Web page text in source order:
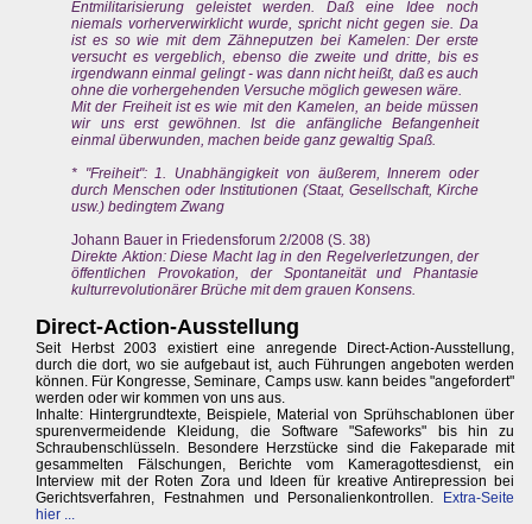
Entmilitarisierung geleistet werden. Daß eine Idee noch
niemals vorherverwirklicht wurde, spricht nicht gegen sie. Da
ist es so wie mit dem Zähneputzen bei Kamelen: Der erste
versucht es vergeblich, ebenso die zweite und dritte, bis es
irgendwann einmal gelingt - was dann nicht heißt, daß es auch
ohne die vorhergehenden Versuche möglich gewesen wäre.
Mit der Freiheit ist es wie mit den Kamelen, an beide müssen
wir uns erst gewöhnen. Ist die anfängliche Befangenheit
einmal überwunden, machen beide ganz gewaltig Spaß.
* "Freiheit": 1. Unabhängigkeit von äußerem, Innerem oder
durch Menschen oder Institutionen (Staat, Gesellschaft, Kirche
usw.) bedingtem Zwang
Johann Bauer in Friedensforum 2/2008 (S. 38)
Direkte Aktion: Diese Macht lag in den Regelverletzungen, der
öffentlichen Provokation, der Spontaneität und Phantasie
kulturrevolutionärer Brüche mit dem grauen Konsens.
Direct-Action-Ausstellung
Seit Herbst 2003 existiert eine anregende Direct-Action-Ausstellung,
durch die dort, wo sie aufgebaut ist, auch Führungen angeboten werden
können. Für Kongresse, Seminare, Camps usw. kann beides "angefordert"
werden oder wir kommen von uns aus.
Inhalte: Hintergrundtexte, Beispiele, Material von Sprühschablonen über
spurenvermeidende Kleidung, die Software "Safeworks" bis hin zu
Schraubenschlüsseln. Besondere Herzstücke sind die Fakeparade mit
gesammelten Fälschungen, Berichte vom Kameragottesdienst, ein
Interview mit der Roten Zora und Ideen für kreative Antirepression bei
Gerichtsverfahren, Festnahmen und Personalienkontrollen. Extra-Seite
hier ...